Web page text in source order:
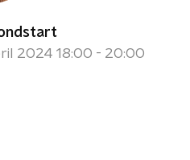
2024 18:00 - 20:00